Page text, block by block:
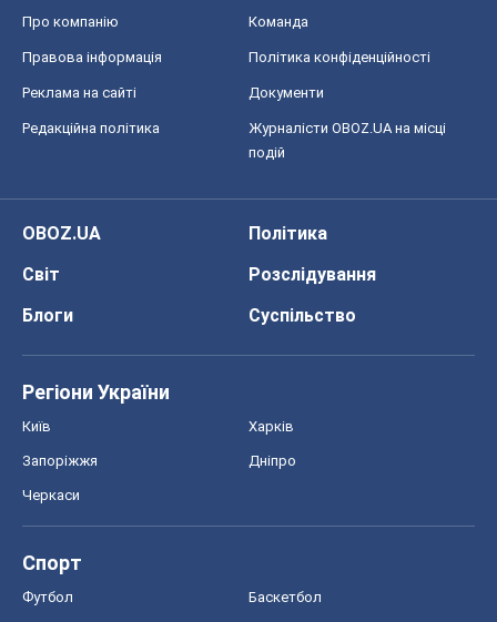
Про компанію Команда
Правова інформація Політика конфіденційності
Реклама на сайті Документи
Редакційна політика
Журналісти OBOZ.UA на місці
подій
OBOZ.UA
Політика
Світ
Розслідування
Блоги
Суспільство
Регіони України
Київ Харків
Запоріжжя Дніпро
Черкаси
Спорт
Футбол Баскетбол